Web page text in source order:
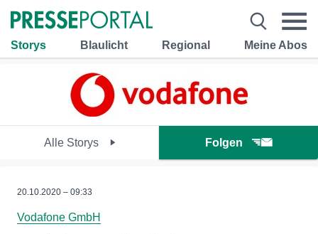
Storys Blaulicht Regional Meine Abos
Alle Storys Folgen
20.10.2020 – 09:33
Vodafone GmbH